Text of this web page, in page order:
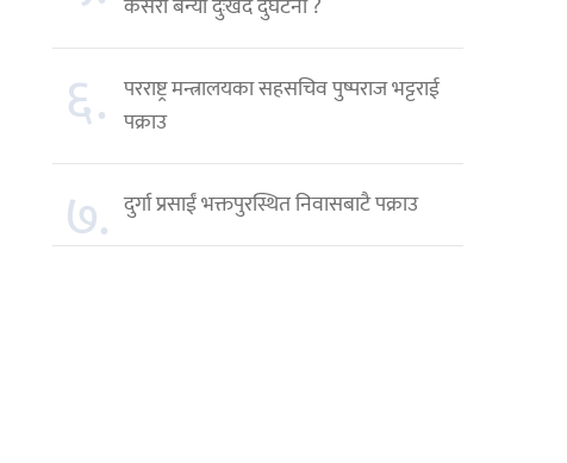
कसरी बन्यो दुःखद दुर्घटना ?
६. परराष्ट्र मन्त्रालयका सहसचिव पुष्पराज भट्टराई
पक्राउ
७. दुर्गा प्रसाईं भक्तपुरस्थित निवासबाटै पक्राउ